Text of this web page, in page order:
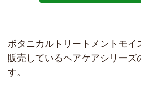
ボタニカルトリートメントモ
販売しているヘアケアシリー
す。